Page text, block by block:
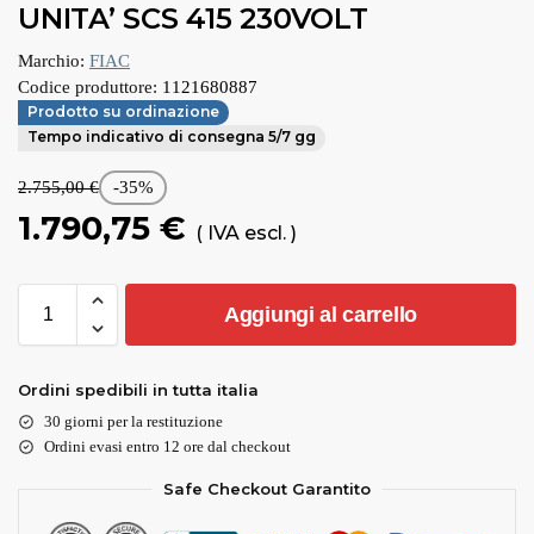
UNITA’ SCS 415 230VOLT
Marchio: FIAC
Codice produttore: 1121680887
Prodotto su ordinazione
Tempo indicativo di consegna 5/7 gg
2.755,00€ -35%
1.790,75 € ( IVA escl. )
Aggiungi al carrello
Ordini spedibili in tutta italia
30 giorni per la restituzione
Ordini evasi entro 12 ore dal checkout
Safe Checkout Garantito